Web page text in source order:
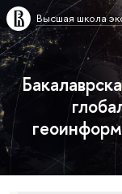
Высшая школа